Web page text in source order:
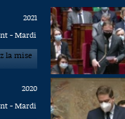
2021
- Mardi
la mise
2020
- Mardi